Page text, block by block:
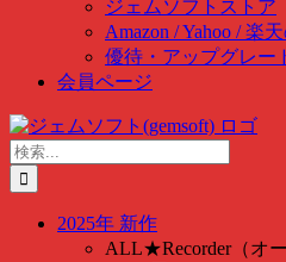
ジェムソフトストア
Amazon / Yahoo / 楽
優待・アップグレー
会員ページ
Skip
to
content
検
索
…
2025年 新作
ALL★Recorder（オ